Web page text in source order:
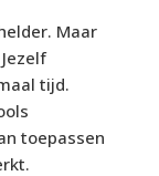
Maar
tijd.
toepassen